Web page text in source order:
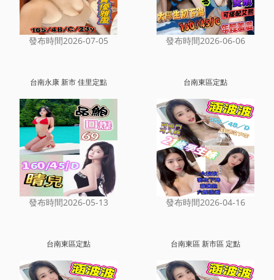
發布時間2026-07-05 發布時間2026-06-06
台南永康 新市 佳里定點
發布時間2026-05-13
台南東區定點
發布時間2026-04-16
台南東區定點 台南東區 新市區 定點